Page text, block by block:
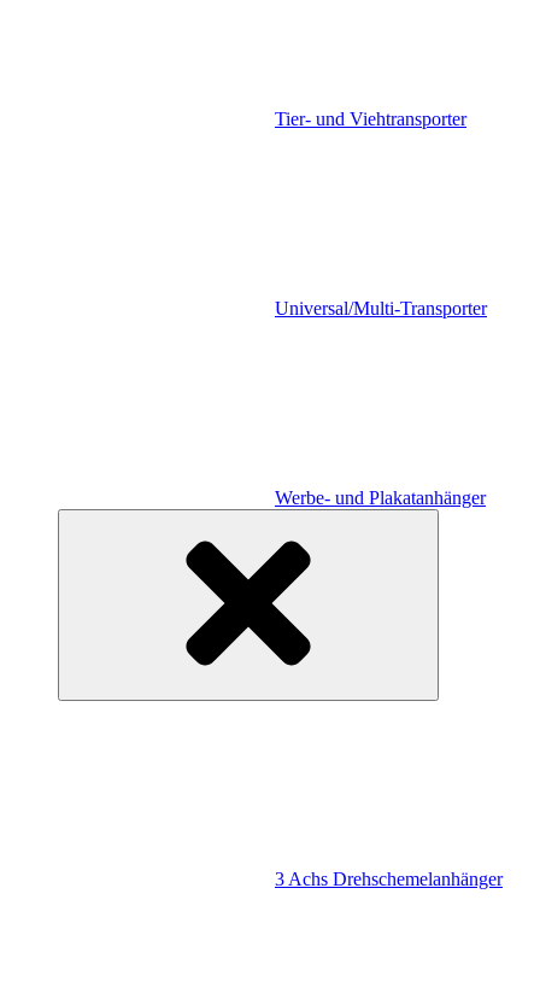
Tier- und Viehtransporter
Universal/Multi-Transporter
Werbe- und Plakatanhänger
3 Achs Drehschemelanhänger